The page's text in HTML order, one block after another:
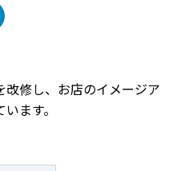
修し、お店のイメージア
ます。